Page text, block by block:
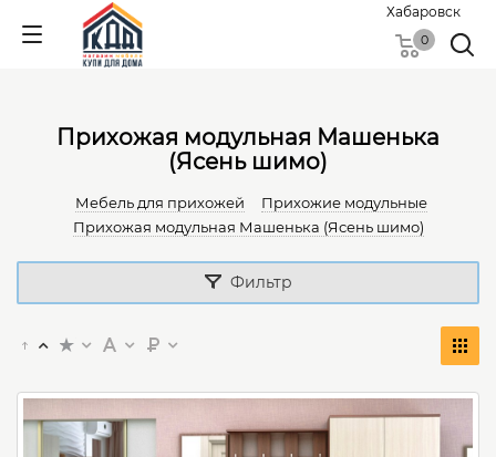
Хабаровск
0
Прихожая модульная Машенька
(Ясень шимо)
Мебель для прихожей
Прихожие модульные
Прихожая модульная Машенька (Ясень шимо)
Фильтр